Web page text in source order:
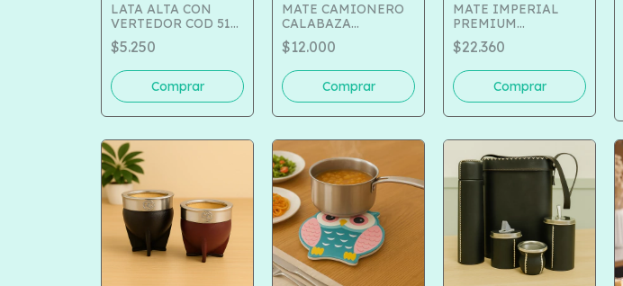
LATA ALTA CON
VERTEDOR COD 510-
241
$5.250
MATE CAMIONERO
CALABAZA
FORRADO EN
CUERO Y VIROLA DE
ACERO COD 169-520
$12.000
MATE IMPERIAL
PREMIUM
CALABAZA VIROLA
ALPACA COD 504-85
$22.360